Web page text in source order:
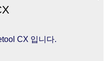
CX 입니다.